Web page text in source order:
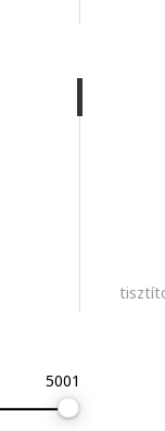
5001